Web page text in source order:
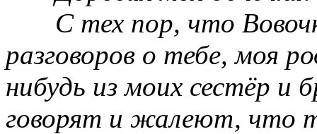
С тех пор, что
разговоров о тебе, моя
нибудь из моих сестёр и
говорят и жалеют, что